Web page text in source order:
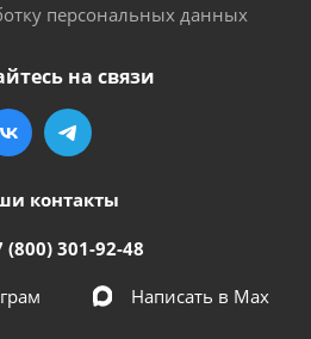
персональных данных
на связи
контакты
(800) 301-92-48
Написать в Мах